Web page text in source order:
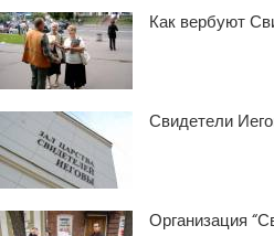
Как вербуют
Свидетели
Организация